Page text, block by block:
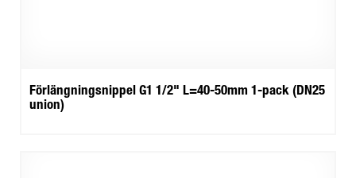
Förlängningsnippel G1 1/2" L=40-50mm 1-pack (DN25
union)